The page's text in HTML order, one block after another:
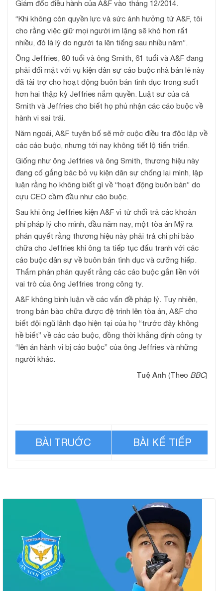
Giám đốc điều hành của A&F vào tháng 12/2014.
“Khi không còn quyền lực và sức ảnh hưởng từ A&F, tôi
cho rằng việc giữ mọi người im lặng sẽ khó hơn rất
nhiều, đó là lý do người ta lên tiếng sau nhiều năm”.
Ông Jeffries, 80 tuổi và ông Smith, 61 tuổi và A&F đang
phải đối mặt với vụ kiện dân sự cáo buộc nhà bán lẻ này
đã tài trợ cho hoạt động buôn bán tình dục trong suốt
hơn hai thập kỷ Jeffries nắm quyền. Luật sư của cả
Smith và Jeffries cho biết họ phủ nhận các cáo buộc về
hành vi sai trái.
Năm ngoái, A&F tuyên bố sẽ mở cuộc điều tra độc lập về
các cáo buộc, nhưng tới nay không tiết lộ tiến triển.
Giống như ông Jeffries và ông Smith, thương hiệu này
đang cố gắng bác bỏ vụ kiện dân sự chống lại mình, lập
luận rằng họ không biết gì về “hoạt động buôn bán” do
cựu CEO cầm đầu như cáo buộc.
Sau khi ông Jeffries kiện A&F vì từ chối trả các khoản
phí pháp lý cho mình, đầu năm nay, một tòa án Mỹ ra
phán quyết rằng thương hiệu này phải trả chi phí bào
chữa cho Jeffries khi ông ta tiếp tục đấu tranh với các
cáo buộc dân sự về buôn bán tình dục và cưỡng hiếp.
Thẩm phán phán quyết rằng các cáo buộc gắn liền với
vai trò của ông Jeffries trong công ty.
A&F không bình luận về các vấn đề pháp lý. Tuy nhiên,
trong bản bào chữa được đệ trình lên tòa án, A&F cho
biết đội ngũ lãnh đạo hiện tại của họ “trước đây không
hề biết” về các cáo buộc, đồng thời khẳng định công ty
“lên án hành vi bị cáo buộc” của ông Jeffries và những
người khác.
Tuệ Anh (Theo BBC)